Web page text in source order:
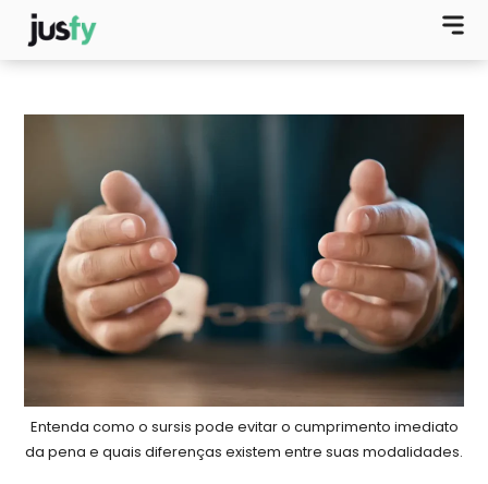
Entenda como o sursis pode evitar o cumprimento imediato
da pena e quais diferenças existem entre suas modalidades.